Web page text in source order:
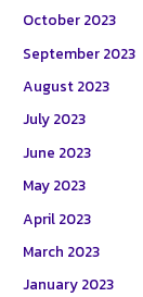
October 2023
September 2023
August 2023
July 2023
June 2023
May 2023
April 2023
March 2023
January 2023